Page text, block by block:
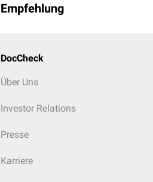
Empfehlung
DocCheck
Über Uns
Investor Relations
Presse
Karriere